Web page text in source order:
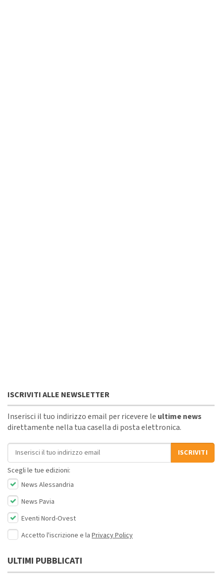
ISCRIVITI ALLE NEWSLETTER
Inserisci il tuo indirizzo email per ricevere le ultime news
direttamente nella tua casella di posta elettronica.
Indirizzo email
ISCRIVITI
Scegli le tue edizioni:
News Alessandria
News Pavia
Eventi Nord-Ovest
Accetto l'iscrizione e la Privacy Policy
ULTIMI PUBBLICATI